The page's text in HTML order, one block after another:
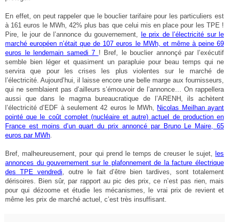
En effet, on peut rappeler que le bouclier tarifaire pour les particuliers est
à 161 euros le MWh, 42% plus bas que celui mis en place pour les TPE !
Pire, le jour de l’annonce du gouvernement, le prix de l’électricité sur le
marché européen n’était que de 107 euros le MWh, et même à peine 69
euros le lendemain samedi 7 ! Bref, le bouclier annonçé par l’exécutif
semble bien léger et quasiment un parapluie pour beau temps qui ne
servira que pour les crises les plus violentes sur le marché de
l’électricité. Aujourd’hui, il laisse encore une belle marge aux fournisseurs,
qui ne semblaient pas d’ailleurs s’émouvoir de l’annonce… On rappellera
aussi que dans le magma bureaucratique de l’ARENH, ils achètent
l’électricité d’EDF à seulement 42 euros le MWh, Nicolas Meilhan ayant
pointé que le coût complet (nucléaire et autre) actuel de production en
France est moins d’un quart du prix annoncé par Bruno Le Maire, 65
euros par MWh
Bref, malheureusement, pour qui prend le temps de creuser le sujet, les
annonces du gouvernement sur le plafonnement de la facture électrique
des TPE vendredi , outre le fait d’être bien tardives, sont totalement
dérisoires. Bien sûr, par rapport au pic des prix, ce n’est pas rien, mais
pour qui dézoome et étudie les mécanismes, le vrai prix de revient et
même les prix de marché actuel, c’est très insuffisant.